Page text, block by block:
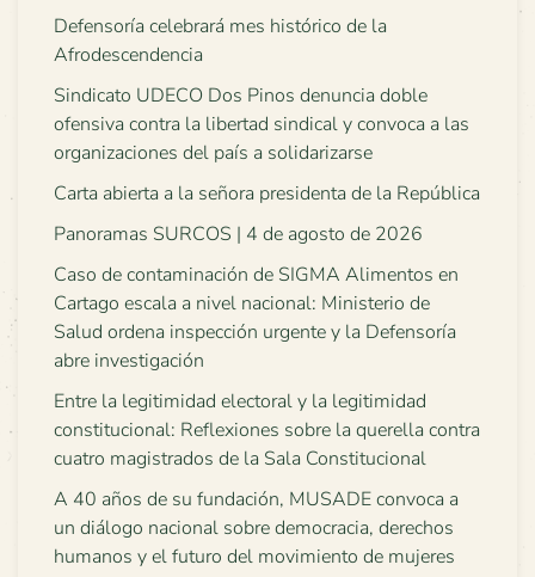
Defensoría celebrará mes histórico de la
Afrodescendencia
Sindicato UDECO Dos Pinos denuncia doble
ofensiva contra la libertad sindical y convoca a las
organizaciones del país a solidarizarse
Carta abierta a la señora presidenta de la República
Panoramas SURCOS | 4 de agosto de 2026
Caso de contaminación de SIGMA Alimentos en
Cartago escala a nivel nacional: Ministerio de
Salud ordena inspección urgente y la Defensoría
abre investigación
Entre la legitimidad electoral y la legitimidad
constitucional: Reflexiones sobre la querella contra
cuatro magistrados de la Sala Constitucional
A 40 años de su fundación, MUSADE convoca a
un diálogo nacional sobre democracia, derechos
humanos y el futuro del movimiento de mujeres